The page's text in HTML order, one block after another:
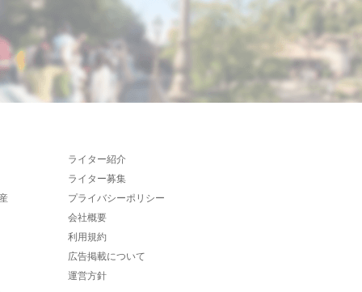
ライター紹介
ライター募集
プライバシーポリシー
会社概要
利用規約
広告掲載について
運営方針